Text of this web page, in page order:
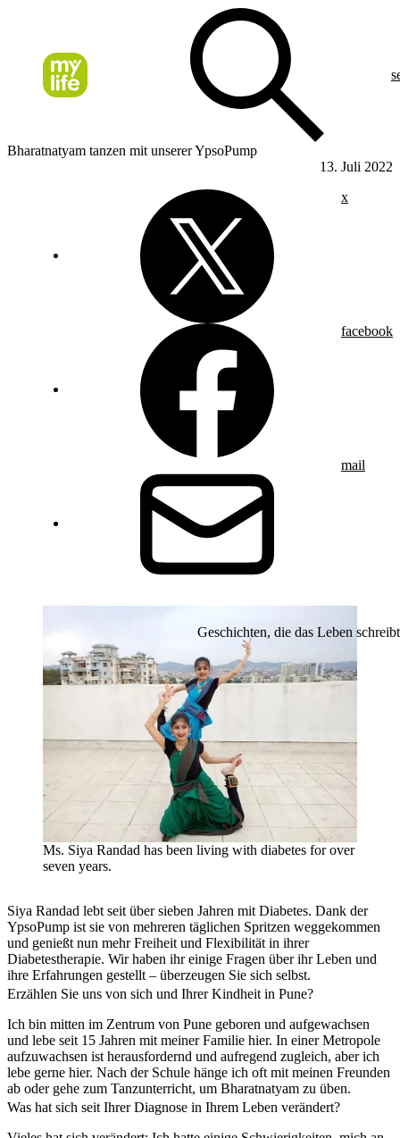
Bharatnatyam tanzen mit unserer YpsoPump
13. Juli 2022
x
facebook
mail
Geschichten, die das Leben schreibt
Ms. Siya Randad has been living with diabetes for over
seven years.
Siya Randad lebt seit über sieben Jahren mit Diabetes. Dank der
YpsoPump ist sie von mehreren täglichen Spritzen weggekommen
und genießt nun mehr Freiheit und Flexibilität in ihrer
Diabetestherapie. Wir haben ihr einige Fragen über ihr Leben und
ihre Erfahrungen gestellt – überzeugen Sie sich selbst.
Erzählen Sie uns von sich und Ihrer Kindheit in Pune?
Ich bin mitten im Zentrum von Pune geboren und aufgewachsen
und lebe seit 15 Jahren mit meiner Familie hier. In einer Metropole
aufzuwachsen ist herausfordernd und aufregend zugleich, aber ich
lebe gerne hier. Nach der Schule hänge ich oft mit meinen Freunden
ab oder gehe zum Tanzunterricht, um Bharatnatyam zu üben.
Was hat sich seit Ihrer Diagnose in Ihrem Leben verändert?